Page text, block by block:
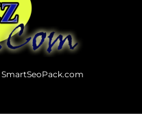
SmartSeoPack.com